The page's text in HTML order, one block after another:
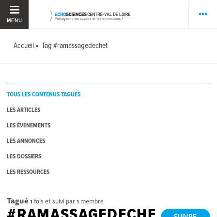
MENU
Accueil Tag #ramassagedechet
TOUS LES CONTENUS TAGUÉS
LES ARTICLES
LES ÉVÉNEMENTS
LES ANNONCES
LES DOSSIERS
LES RESSOURCES
Tagué 1 fois et suivi par1 membre